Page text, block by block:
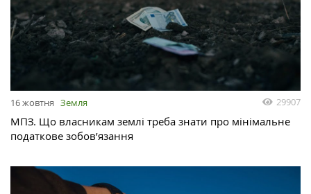
16 жовтня Земля 29907
МПЗ. Що власникам землі треба знати про мінімальне
податкове зобов’язання